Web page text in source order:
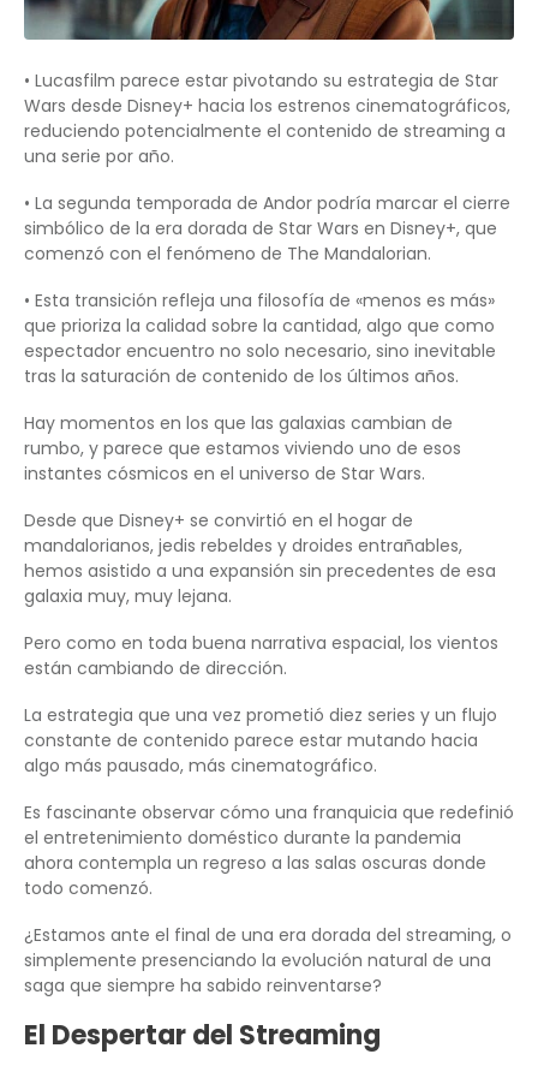
• Lucasfilm parece estar pivotando su estrategia de Star
Wars desde Disney+ hacia los estrenos cinematográficos,
reduciendo potencialmente el contenido de streaming a
una serie por año.
• La segunda temporada de Andor podría marcar el cierre
simbólico de la era dorada de Star Wars en Disney+, que
comenzó con el fenómeno de The Mandalorian.
• Esta transición refleja una filosofía de «menos es más»
que prioriza la calidad sobre la cantidad, algo que como
espectador encuentro no solo necesario, sino inevitable
tras la saturación de contenido de los últimos años.
Hay momentos en los que las galaxias cambian de
rumbo, y parece que estamos viviendo uno de esos
instantes cósmicos en el universo de Star Wars.
Desde que Disney+ se convirtió en el hogar de
mandalorianos, jedis rebeldes y droides entrañables,
hemos asistido a una expansión sin precedentes de esa
galaxia muy, muy lejana.
Pero como en toda buena narrativa espacial, los vientos
están cambiando de dirección.
La estrategia que una vez prometió diez series y un flujo
constante de contenido parece estar mutando hacia
algo más pausado, más cinematográfico.
Es fascinante observar cómo una franquicia que redefinió
el entretenimiento doméstico durante la pandemia
ahora contempla un regreso a las salas oscuras donde
todo comenzó.
¿Estamos ante el final de una era dorada del streaming, o
simplemente presenciando la evolución natural de una
saga que siempre ha sabido reinventarse?
El Despertar del Streaming